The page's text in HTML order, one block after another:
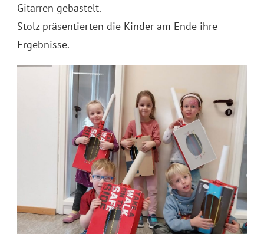
Gitarren gebastelt.
Stolz präsentierten die Kinder am Ende ihre
Ergebnisse.